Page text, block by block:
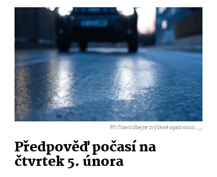
Při řízení dbejte zvýšené opatrnosti ,...
Předpověď počasí na
čtvrtek 5. února